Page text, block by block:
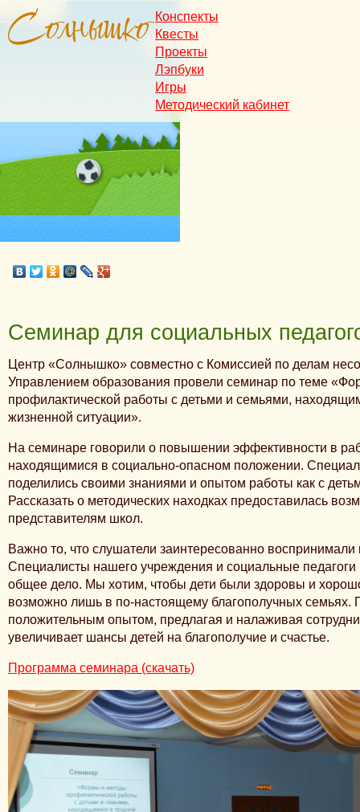
Конспекты
Квесты
Проекты
Лэпбуки
Игры
Методический кабинет
Семинар для социальных
Центр «Солнышко» совместно с Комиссией по делам
Управлением образования провели семинар по теме
профилактической работы с детьми и семьями,
жизненной ситуации».
На семинаре говорили о повышении эффективности в
находящимися в социально-опасном положении.
поделились своими знаниями и опытом работы как с
Рассказать о методических находках предоставилась
представителям школ.
Важно то, что слушатели заинтересованно
Специалисты нашего учреждения и социальные
общее дело. Мы хотим, чтобы дети были здоровы и
возможно лишь в по-настоящему благополучных семьях.
положительным опытом, предлагая и налаживая
увеличивает шансы детей на благополучие и счастье.
Программа семинара (скачать)